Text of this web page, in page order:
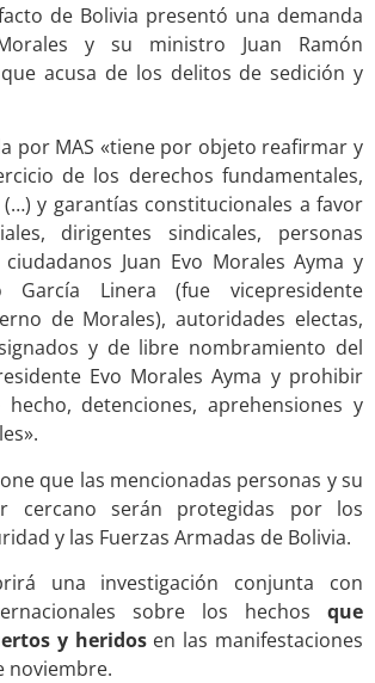
de Bolivia presentó una demanda
y su ministro Juan Ramón
acusa de los delitos de sedición y
por MAS «tiene por objeto reafirmar y
de los derechos fundamentales,
y garantías constitucionales a favor
dirigentes sindicales, personas
Juan Evo Morales Ayma y
García Linera (fue vicepresidente
de Morales), autoridades electas,
y de libre nombramiento del
Evo Morales Ayma y prohibir
detenciones, aprehensiones y
que las mencionadas personas y su
cercano serán protegidas por los
y las Fuerzas Armadas de Bolivia.
una investigación conjunta con
sobre los hechos que
y heridosen las manifestaciones
noviembre.